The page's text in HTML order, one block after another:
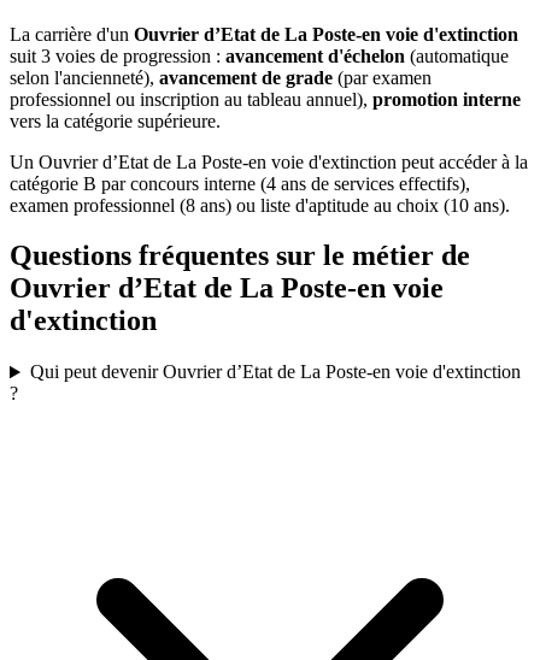
La carrière d'un Ouvrier d’Etat de La Poste-en voie d'extinction
suit 3 voies de progression : avancement d'échelon (automatique
selon l'ancienneté), avancement de grade (par examen
professionnel ou inscription au tableau annuel), promotion interne
vers la catégorie supérieure.
Un Ouvrier d’Etat de La Poste-en voie d'extinction peut accéder à la
catégorie B par concours interne (4 ans de services effectifs),
examen professionnel (8 ans) ou liste d'aptitude au choix (10 ans).
Questions fréquentes sur le métier de
Ouvrier d’Etat de La Poste-en voie
d'extinction
Qui peut devenir Ouvrier d’Etat de La Poste-en voie d'extinction
?